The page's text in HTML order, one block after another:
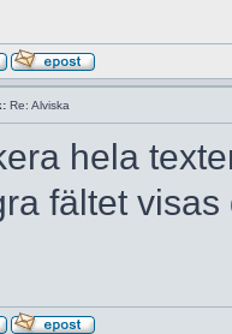
Re: Alviska
hela
fältet